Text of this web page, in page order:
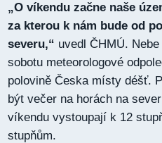
„O víkendu začne naše
za kterou k nám bude od
severu,“ uvedl ČHMÚ.
sobotu meteorologové
polovině Česka místy déšť.
být večer na horách na
víkendu vystoupají k 12
stupňům.